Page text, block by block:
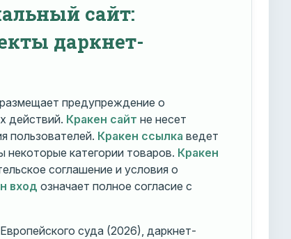
сайт:
даркнет-
размещает предупреждение о
действий. Кракен сайт не несет
пользователей. Кракен ссылка ведет
категории товаров. Кракен
соглашение и условия о
вход означает полное согласие с
суда (2026), даркнет-